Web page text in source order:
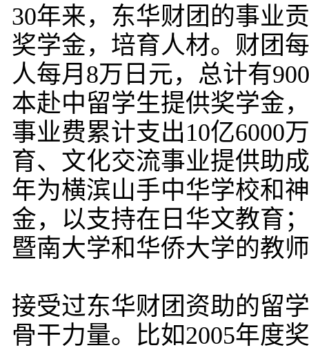
30年来，东华财团的事业
奖学金，培育人材。财团
人每月8万日元，总计有
本赴中留学生提供奖学金
事业费累计支出10亿6000
育、文化交流事业提供助
年为横滨山手中华学校和
金，以支持在日华文教育
暨南大学和华侨大学的教
接受过东华财团资助的留
骨干力量。比如2005年度